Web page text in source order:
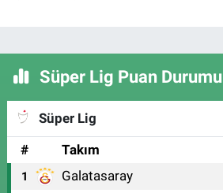
Süper Lig Puan Durumu
Süper Lig
#
Takım
1 Galatasaray